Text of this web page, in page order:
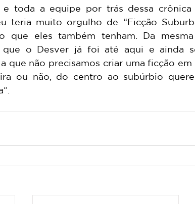
e toda a equipe por trás dessa
teria muito orgulho de “Ficção
que eles também tenham. Da
o Desver já foi até aqui e ainda
que não precisamos criar uma ficção
ou não, do centro ao subúrbio